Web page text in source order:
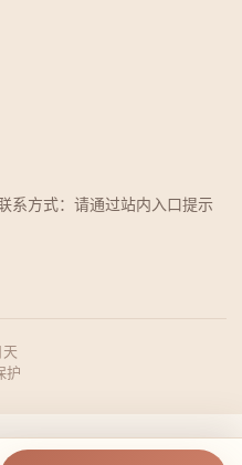
系方式：请通过站内入口提示
护